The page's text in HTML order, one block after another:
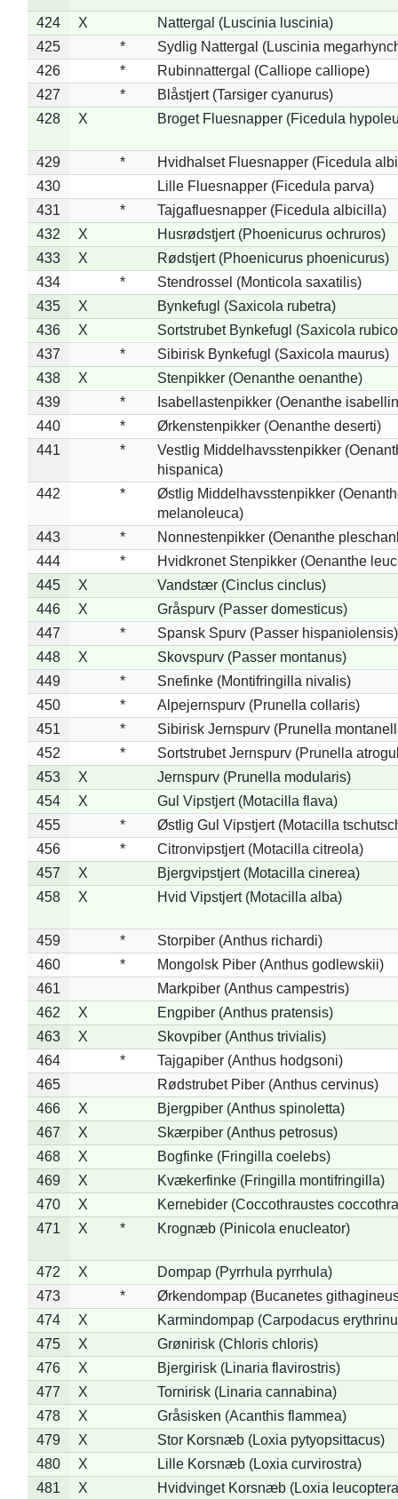
424 X
Nattergal (Luscinia luscinia)
425
*
Sydlig Nattergal (Luscinia
426
*
Rubinnattergal (Calliope calliope)
427
*
Blåstjert (Tarsiger cyanurus)
428
X Broget Fluesnapper (Ficedula
429 *
Hvidhalset Fluesnapper (Ficedula
430
Lille Fluesnapper (Ficedula parva)
431
*
Tajgafluesnapper (Ficedula albicilla)
432
X
Husrødstjert (Phoenicurus ochruros)
433
X
Rødstjert (Phoenicurus phoenicurus)
434
*
Stendrossel (Monticola saxatilis)
435
X
Bynkefugl (Saxicola rubetra)
436
X
Sortstrubet Bynkefugl (Saxicola
437
*
Sibirisk Bynkefugl (Saxicola maurus)
438
X
Stenpikker (Oenanthe oenanthe)
439
*
Isabellastenpikker (Oenanthe
440
*
Ørkenstenpikker (Oenanthe deserti)
441
*
Vestlig Middelhavsstenpikker
hispanica)
442
*
Østlig Middelhavsstenpikker
melanoleuca)
443
*
Nonnestenpikker (Oenanthe
444
*
Hvidkronet Stenpikker (Oenanthe
445
X
Vandstær (Cinclus cinclus)
446
X
Gråspurv (Passer domesticus)
447
*
Spansk Spurv (Passer hispaniolensis)
448
X
Skovspurv (Passer montanus)
449
*
Snefinke (Montifringilla nivalis)
450
*
Alpejernspurv (Prunella collaris)
451
*
Sibirisk Jernspurv (Prunella
452
*
Sortstrubet Jernspurv (Prunella
453
X
Jernspurv (Prunella modularis)
454
X
Gul Vipstjert (Motacilla flava)
455
*
Østlig Gul Vipstjert (Motacilla
456
*
Citronvipstjert (Motacilla citreola)
457
X
Bjergvipstjert (Motacilla cinerea)
458
X Hvid Vipstjert (Motacilla alba)
459 *
Storpiber (Anthus richardi)
460
*
Mongolsk Piber (Anthus godlewskii)
461
Markpiber (Anthus campestris)
462
X
Engpiber (Anthus pratensis)
463
X
Skovpiber (Anthus trivialis)
464
*
Tajgapiber (Anthus hodgsoni)
465
Rødstrubet Piber (Anthus cervinus)
466
X
Bjergpiber (Anthus spinoletta)
467
X
Skærpiber (Anthus petrosus)
468
X
Bogfinke (Fringilla coelebs)
469
X
Kvækerfinke (Fringilla montifringilla)
470
X
Kernebider (Coccothraustes
471
X * Krognæb (Pinicola enucleator)
472 X
Dompap (Pyrrhula pyrrhula)
473
*
Ørkendompap (Bucanetes
474
X
Karmindompap (Carpodacus
475
X
Grønirisk (Chloris chloris)
476
X
Bjergirisk (Linaria flavirostris)
477
X
Tornirisk (Linaria cannabina)
478
X
Gråsisken (Acanthis flammea)
479
X
Stor Korsnæb (Loxia pytyopsittacus)
480
X
Lille Korsnæb (Loxia curvirostra)
481
X Hvidvinget Korsnæb (Loxia